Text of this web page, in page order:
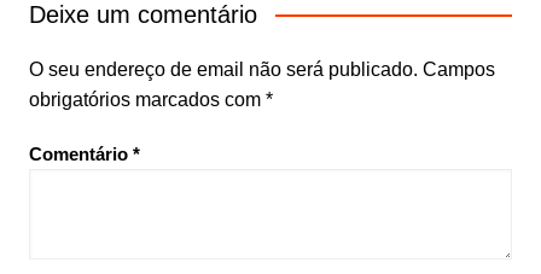
Deixe um comentário
O seu endereço de email não será publicado. Campos
obrigatórios marcados com *
Comentário *